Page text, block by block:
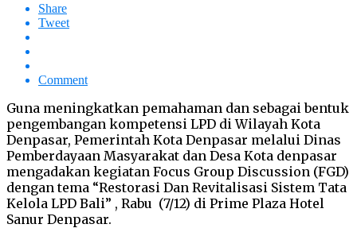
Share
Tweet
Comment
Guna meningkatkan pemahaman dan sebagai bentuk
pengembangan kompetensi LPD di Wilayah Kota
Denpasar, Pemerintah Kota Denpasar melalui Dinas
Pemberdayaan Masyarakat dan Desa Kota denpasar
mengadakan kegiatan Focus Group Discussion (FGD)
dengan tema “Restorasi Dan Revitalisasi Sistem Tata
Kelola LPD Bali” , Rabu (7/12) di Prime Plaza Hotel
Sanur Denpasar.